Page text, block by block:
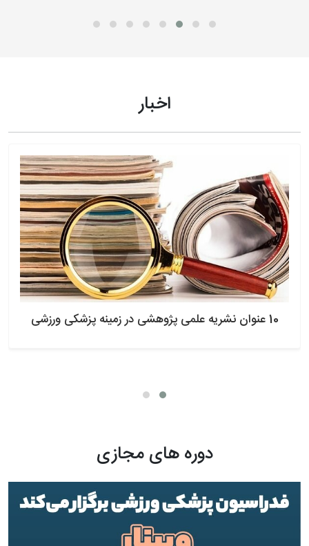
اخبار
10 عنوان نشریه علمی پژوهشی در زمینه پزشکی ورزشی
دوره های مجازی